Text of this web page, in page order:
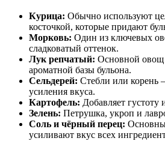
Курица: Обычно используют
косточкой, которые придают
Морковь: Один из ключевых
сладковатый оттенок.
Лук репчатый: Основной овощ
ароматной базы бульона.
Сельдерей: Стебли или корень
усиления вкуса.
Картофель: Добавляет густоту
Зелень: Петрушка, укроп и
Соль и чёрный перец:
усиливают вкус всех